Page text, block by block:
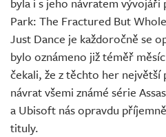
Park: The Fractured But
Just Dance je každoročně se
bylo oznámeno již téměř
čekali, že z těchto her
návrat všemi známé série
a Ubisoft nás opravdu
tituly.